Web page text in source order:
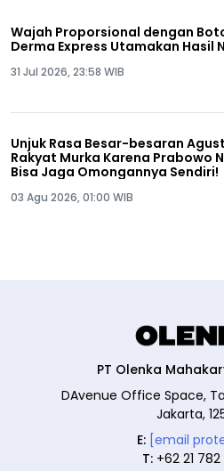
Wajah Proporsional dengan
Derma Express Utamakan Hasil
31 Jul 2026, 23:58 WIB
Unjuk Rasa Besar-besaran
Rakyat Murka Karena Prabowo
Bisa Jaga Omongannya Sendiri!
03 Agu 2026, 01:00 WIB
PT Olenka
DAvenue Office Space,
Jakarta,
E: [email
T: +62 21